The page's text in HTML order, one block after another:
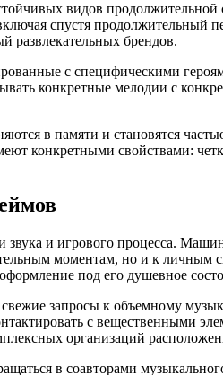
видов
спустя продолжительный
развлекательных брендов.
с специфическими
конкретные мелодии с
в памяти и становятся
конкретными свойствами:
звука и игрового процесса.
моментам, но и к личным
под его душевное
запросы к объемному
с вещественными
организаций
в соавторами